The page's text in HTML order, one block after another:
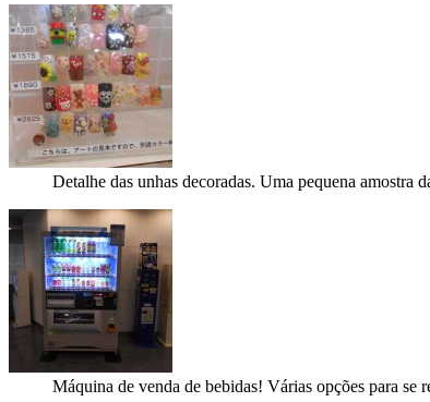
Detalhe das unhas decoradas. Uma pequena amostra
Máquina de venda de bebidas! Várias opções para se